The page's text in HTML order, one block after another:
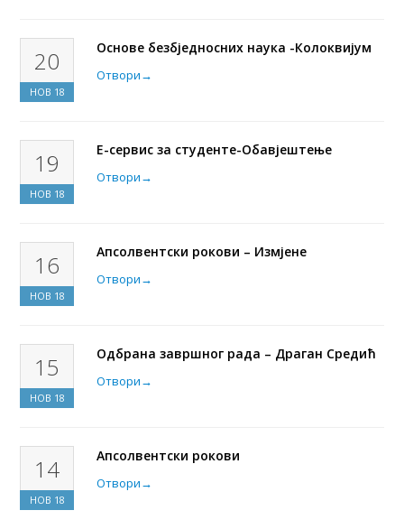
20
НОВ 18
Основе безбједносних наука -Колоквијум
Отвори→
19
НОВ 18
Е-сервис за студенте-Обавјештење
Отвори→
16
НОВ 18
Апсолвентски рокови – Измјене
Отвори→
15
НОВ 18
Одбрана завршног рада – Драган Средић
Отвори→
14
НОВ 18
Апсолвентски рокови
Отвори→